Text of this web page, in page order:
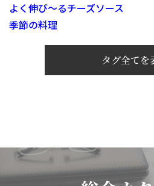
よく伸び～るチーズソース
季節の料理
タグ全てを